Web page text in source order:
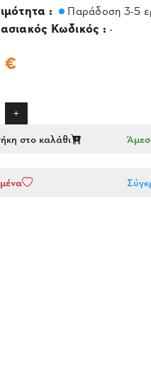
: Παράδοση 3-5
Κωδικός : -
€
+
στο καλάθι